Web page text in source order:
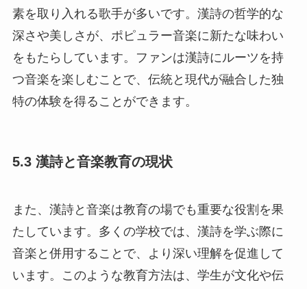
素を取り入れる歌手が多いです。漢詩の哲学的な
深さや美しさが、ポピュラー音楽に新たな味わい
をもたらしています。ファンは漢詩にルーツを持
つ音楽を楽しむことで、伝統と現代が融合した独
特の体験を得ることができます。
5.3 漢詩と音楽教育の現状
また、漢詩と音楽は教育の場でも重要な役割を果
たしています。多くの学校では、漢詩を学ぶ際に
音楽と併用することで、より深い理解を促進して
います。このような教育方法は、学生が文化や伝